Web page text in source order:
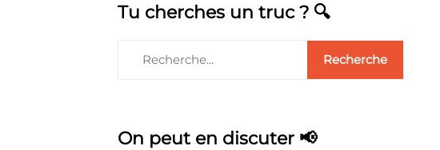
Tu cherches un truc ? 🔍
On peut en discuter 📢